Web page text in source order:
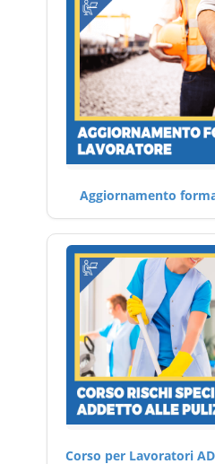
Aggiornamento
Corso per Lavoratori